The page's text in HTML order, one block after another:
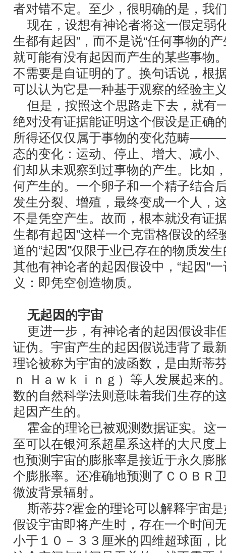
者对错不定。至少，很明确的是，我
现在，设想有神论者将这一假定弱
生都有起因”，而不是说“任何事物的
就可能有没有起因而产生的某些事物
不需要是自证明的了。换句话说，根
可以认为它是一种基于观察的经验主
但是，按照这个思路走下去，就有
绝对没有证据能证明这个假设是正确
所得还仅仅属于事物的变化范畴
态的变化：运动、停止、增大、减小
们却从未观察到过事物的产生。比如
何产生的。一个卵子和一个精子结合
发生分裂、增殖，最终变成一个人，
不是凭空产生。故而，根本就没有证
生都有起因”这样一个克雷格假设的经
道的“起因”仅限于业已存在的物质发
其他有神论者的起因假设中，“起因”
义：即凭空创造物质。
无起因的宇宙
更进一步，有神论者的起因假设非
证伪。宇宙产生的起因假说违背了最
理论被称为宇宙的波函数，是由斯蒂
ｎ Ｈａｗｋｉｎｇ）等人发展起来的
数的自然科学法则意味着我们生存的
起因产生的。
霍金的理论已被观测数据证实。这
至可以在银河系超星系这样的大尺度
也预测宇宙的膨胀率是接近于永久膨
个膨胀率。还准确地预测了ＣＯＢＲ
微波背景辐射。
斯蒂芬?霍金的理论可以解释宇宙
假设宇宙即将产生时，存在一个时间
小于１０－３３厘米的四维超球面，